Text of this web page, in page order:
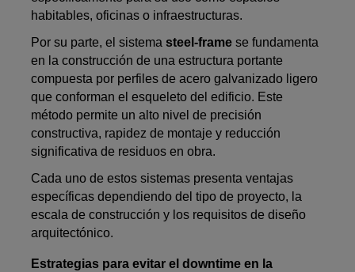
habitables, oficinas o infraestructuras.
Por su parte, el sistemasteel-frame se fundamenta
en la construcción de una estructura portante
compuesta por perfiles de acero galvanizado ligero
que conforman el esqueleto del edificio. Este
método permite un alto nivel de precisión
constructiva, rapidez de montaje y reducción
significativa de residuos en obra.
Cada uno de estos sistemas presenta ventajas
específicas dependiendo del tipo de proyecto, la
escala de construcción y los requisitos de diseño
arquitectónico.
Estrategias para evitar el downtime en la